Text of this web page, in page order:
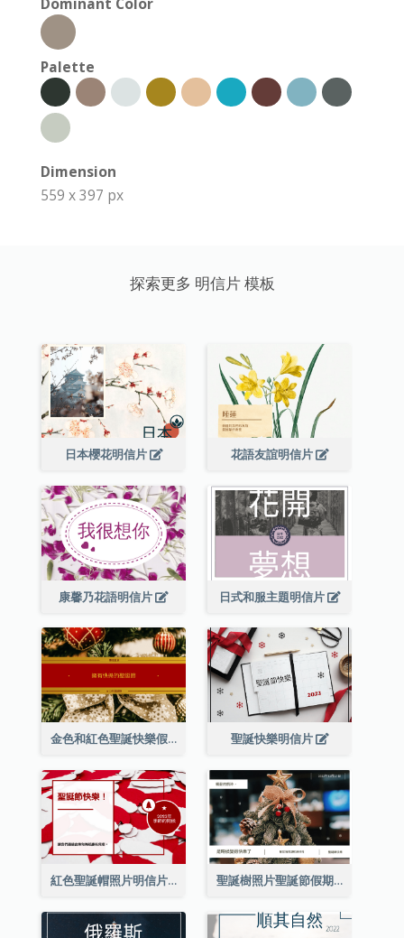
Palette
Dimension
559 x 397 px
探索更多 明信片 模板
日本櫻花明信片 花語友誼明信片
康馨乃花語明信片 日式和服主題明信片
金色和紅色聖誕快樂假期明信片 聖誕快樂明信片
紅色聖誕帽照片明信片 聖誕樹照片聖誕節假期明信片